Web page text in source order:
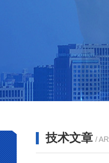
技术文章 /